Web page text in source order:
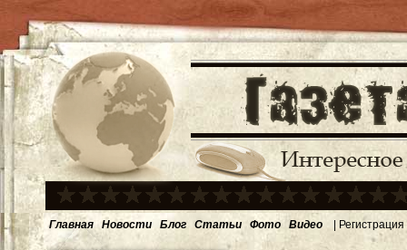
Главная Новости Блог Статьи Фото Видео | Регистрация